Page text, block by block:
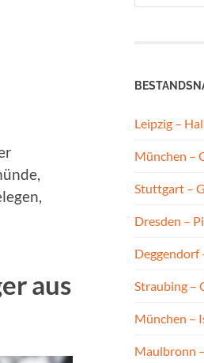
aus
Leipzig –
München –
Stuttgart –
Dresden –
Deggendorf
Straubing –
München –
Maulbronn